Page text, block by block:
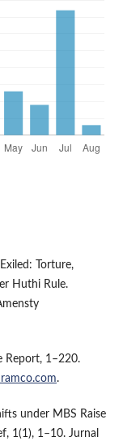
Torture,
Huthi Rule.
Report, 1–220.
.
under MBS Raise
1(1), 1–10. Jurnal